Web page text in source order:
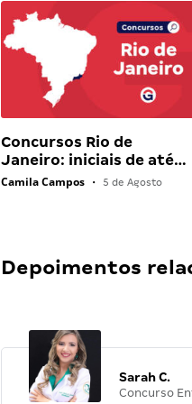
Concursos Rio de
Janeiro: iniciais de até…
Camila Campos • 5 de Agosto
Depoimentos
Sarah C.
Concurso